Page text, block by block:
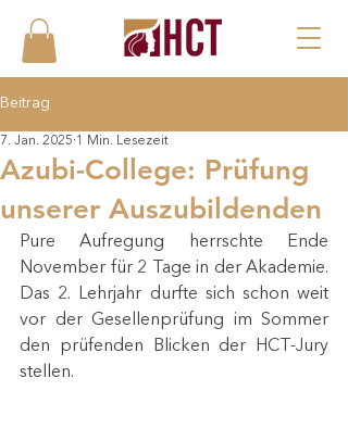
Beitrag
Azubi-College: Prüfung
unserer Auszubildenden
7. Jan. 2025 1 Min. Lesezeit
Pure Aufregung herrschte Ende
November für 2 Tage in der Akademie.
Das 2. Lehrjahr durfte sich schon weit
vor der Gesellenprüfung im Sommer
den prüfenden Blicken der HCT-Jury
stellen.